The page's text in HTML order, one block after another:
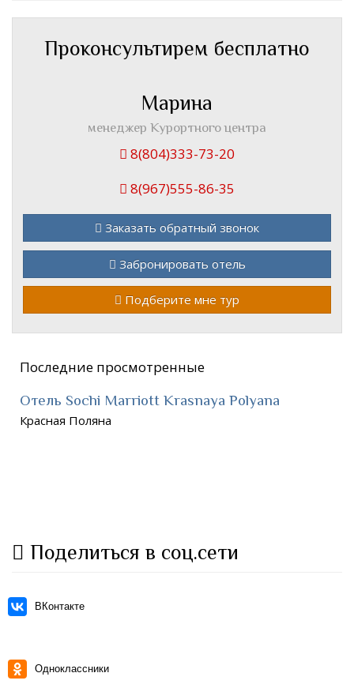
Проконсультирем бесплатно
Марина
менеджер Курортного центра
8(804)333-73-20
8(967)555-86-35
Заказать обратный звонок
Забронировать отель
Подберите мне тур
Последние просмотренные
Отель Sochi Marriott Krasnaya Polyana
Красная Поляна
Поделиться в соц.сети
ВКонтакте
Одноклассники